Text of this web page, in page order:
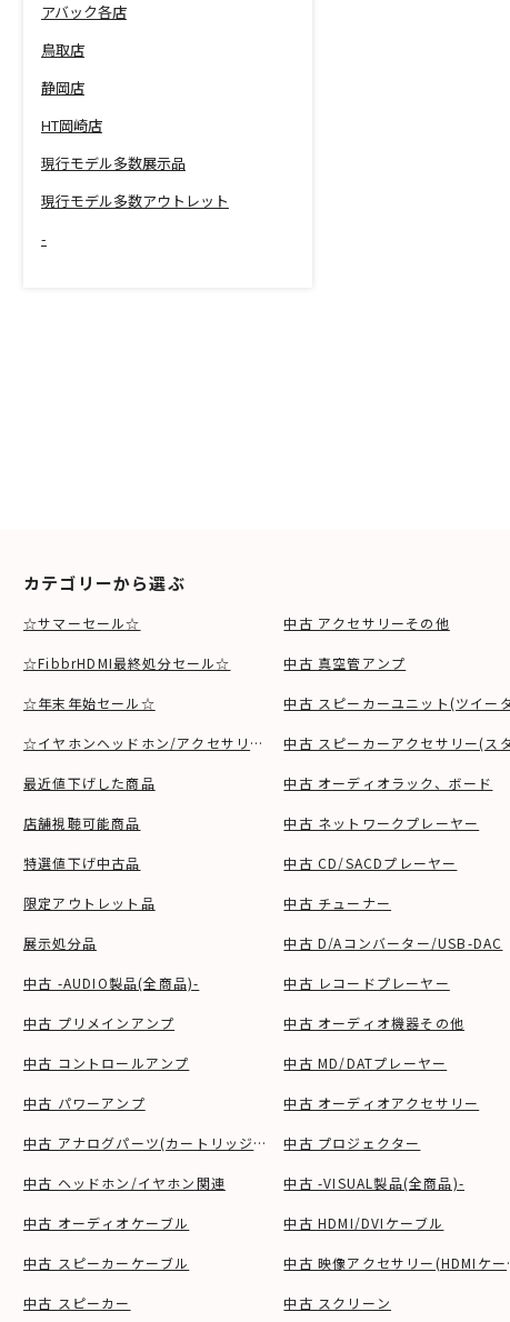
アバック各店
鳥取店
静岡店
HT岡崎店
現行モデル多数展示品
現行モデル多数アウトレット
-
カテゴリーから選ぶ
☆サマーセール☆
☆FibbrHDMI最終処分セール☆
☆年末年始セール☆
☆イヤホンヘッドホン/アクセサリSALE☆
最近値下げした商品
店舗視聴可能商品
特選値下げ中古品
限定アウトレット品
展示処分品
中古 -AUDIO製品(全商品)-
中古 プリメインアンプ
中古 コントロールアンプ
中古 パワーアンプ
中古 アナログパーツ(カートリッジ、シェル等)
中古 ヘッドホン/イヤホン関連
中古 オーディオケーブル
中古 スピーカーケーブル
中古 スピーカー
中古 アクセサリーその他
中古 真空管アンプ
中古 スピーカーユニット(ツイー
中古 スピーカーアクセサリー(ス
中古 オーディオラック、ボード
中古 ネットワークプレーヤー
中古 CD/SACDプレーヤー
中古 チューナー
中古 D/Aコンバーター/USB-DAC
中古 レコードプレーヤー
中古 オーディオ機器その他
中古 MD/DATプレーヤー
中古 オーディオアクセサリー
中古 プロジェクター
中古 -VISUAL製品(全商品)-
中古 HDMI/DVIケーブル
中古 映像アクセサリー(HDMIケ
中古 スクリーン